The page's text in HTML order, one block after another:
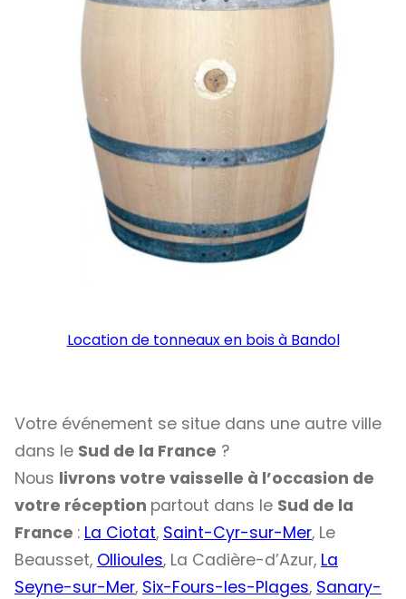
Location de tonneaux en bois à Bandol
Votre événement se situe dans une autre ville
dans le Sud de la France ?
Nous livrons votre vaisselle à l’occasion de
votre réception partout dans le Sud de la
France : La Ciotat, Saint-Cyr-sur-Mer, Le
Beausset, Ollioules, La Cadière-d’Azur, La
Seyne-sur-Mer, Six-Fours-les-Plages, Sanary-